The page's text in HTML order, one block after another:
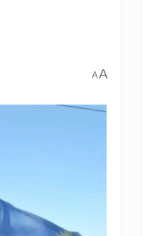
AA